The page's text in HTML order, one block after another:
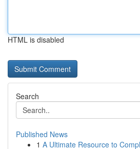
HTML is disabled
Search
Published News
1 A Ultimate Resource to